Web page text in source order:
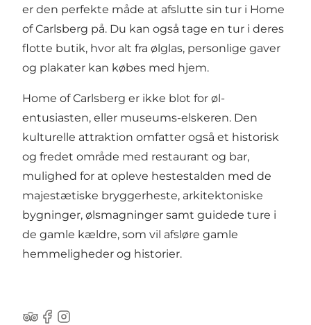
er den perfekte måde at afslutte sin tur i Home
of Carlsberg på. Du kan også tage en tur i deres
flotte butik, hvor alt fra ølglas, personlige gaver
og plakater kan købes med hjem.
Home of Carlsberg er ikke blot for øl-
entusiasten, eller museums-elskeren. Den
kulturelle attraktion omfatter også et historisk
og fredet område med restaurant og bar,
mulighed for at opleve hestestalden med de
majestætiske bryggerheste, arkitektoniske
bygninger, ølsmagninger samt guidede ture i
de gamle kældre, som vil afsløre gamle
hemmeligheder og historier.